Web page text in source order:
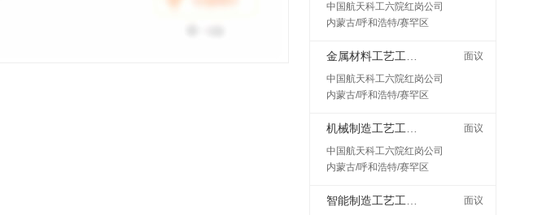
中国航天科工六院红岗公司
内蒙古/呼和浩特/赛罕区
面议
中国航天科工六院红岗公司
内蒙古/呼和浩特/赛罕区
面议
中国航天科工六院红岗公司
内蒙古/呼和浩特/赛罕区
面议